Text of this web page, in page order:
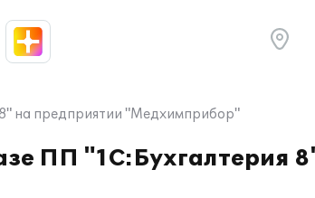
8" на предприятии "Медхимприбор"
ПП "1С:Бухгалтерия